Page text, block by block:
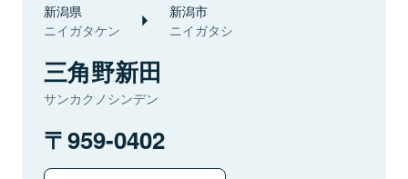
新潟県
ニイガタケン
新潟市
ニイガタシ
三角野新田
サンカクノシンデン
959-0402